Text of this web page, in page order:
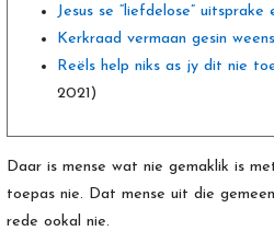
Jesus se “liefdelose” uitsprake
Kerkraad vermaan gesin
Reëls help niks as jy dit nie
2021)
Daar is mense wat nie gemaklik is
toepas nie. Dat mense uit die
rede ookal nie.